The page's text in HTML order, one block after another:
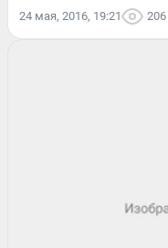
24 мая, 2016, 19:21 206